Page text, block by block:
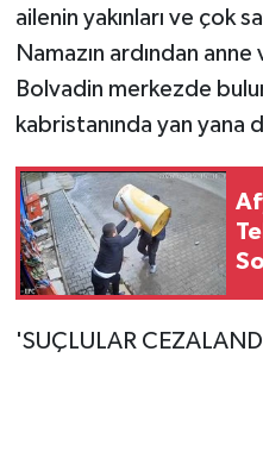
ailenin yakınları ve çok
Namazın ardından
Bolvadin merkezde
kabristanında yan yana
'SUÇLULAR
Vasıta